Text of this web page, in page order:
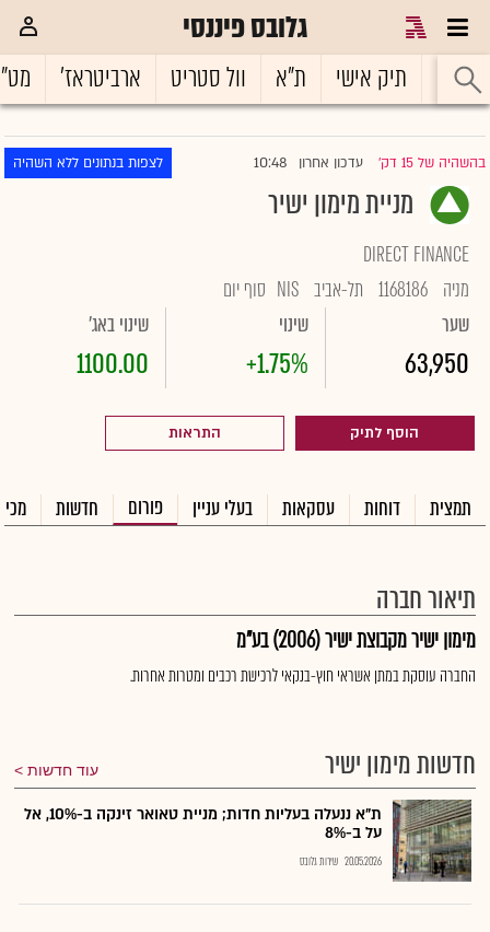
גלובס פיננסי
ראשי תיק אישי ת"א וול סטריט ארביטראז'
בהשהיה של 15 דק' |עדכון אחרון 10:48 לצפות בנתונים ללא השהיה
מניית מימון ישיר
DIRECT FINANCE
מניה 1168186 תל-אביב NIS סוף יום
שער
63,950
שינוי
+1.75%
שינוי באג'
1100.00
הוסף לתיק התראות
תמצית דוחות עסקאות בעלי עניין פורום חדשות
תיאור חברה
מימון ישיר מקבוצת ישיר (2006) בע"מ
החברה עוסקת במתן אשראי חוץ-בנקאי לרכישת רכבים ומטרות אחרות.
חדשות מימון ישיר עוד חדשות
ת"א ננעלה בעליות חדות; מניית טאואר זינקה ב-10%, אל
על ב-8%
20.05.2026 שירות גלובס